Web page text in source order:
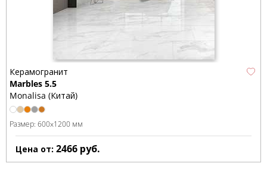
Керамогранит
Marbles 5.5
Monalisa (Китай)
Размер: 600x1200 мм
Цена от: 2466 руб.